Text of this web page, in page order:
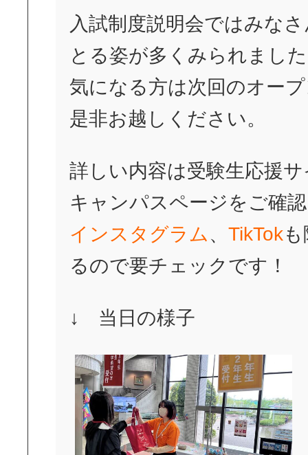
入試制度説明会ではみな
とる姿が多くみられまし
気になる方は次回のオー
是非お越しください。
詳しい内容は受験生応援
キャンパスページをご確
インスタグラム、 TikTok
るので要チェックです！
↓ 当日の様子